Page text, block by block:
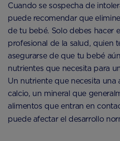
Cuando se sospecha de
puede recomendar que
de tu bebé. Solo debes hacer
profesional de la salud, quien
asegurarse de que tu bebé
nutrientes que necesita para
Un nutriente que necesita una
calcio, un mineral que
alimentos que entran en
puede afectar el desarrollo